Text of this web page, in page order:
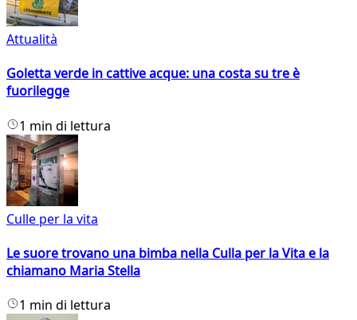
Attualità
Goletta verde in cattive acque: una costa su tre è
fuorilegge
1 min di lettura
Culle per la vita
Le suore trovano una bimba nella Culla per la Vita e la
chiamano Maria Stella
1 min di lettura